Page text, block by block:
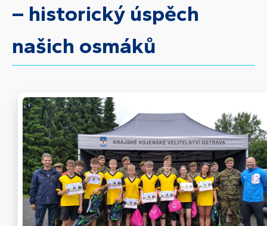
– historický úspěch
našich osmáků